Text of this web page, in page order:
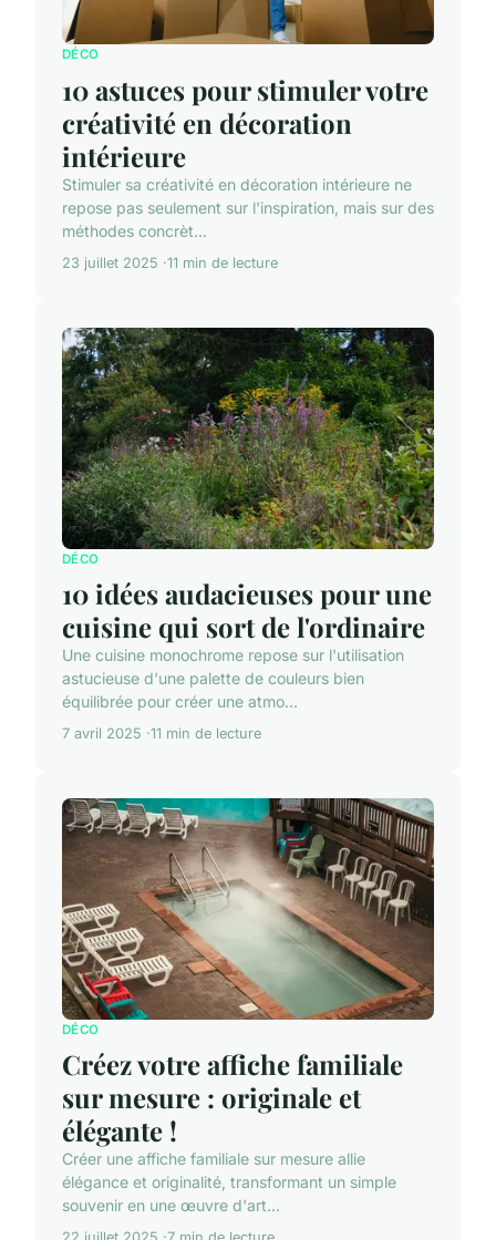
DÉCO
10 astuces pour stimuler votre
créativité en décoration
intérieure
Stimuler sa créativité en décoration intérieure ne
repose pas seulement sur l'inspiration, mais sur des
méthodes concrèt...
23 juillet 2025 11 min de lecture
DÉCO
10 idées audacieuses pour une
cuisine qui sort de l'ordinaire
Une cuisine monochrome repose sur l'utilisation
astucieuse d'une palette de couleurs bien
équilibrée pour créer une atmo...
7 avril 2025 11 min de lecture
DÉCO
Créez votre affiche familiale
sur mesure : originale et
élégante !
Créer une affiche familiale sur mesure allie
élégance et originalité, transformant un simple
souvenir en une œuvre d'art...